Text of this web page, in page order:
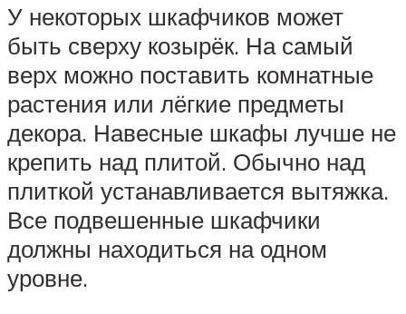
У некоторых шкафчиков может
быть сверху козырёк. На самый
верх можно поставить комнатные
растения или лёгкие предметы
декора. Навесные шкафы лучше не
крепить над плитой. Обычно над
плиткой устанавливается вытяжка.
Все подвешенные шкафчики
должны находиться на одном
уровне.